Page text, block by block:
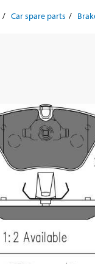
Car spare parts